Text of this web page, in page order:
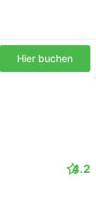
Hier buchen
4.2